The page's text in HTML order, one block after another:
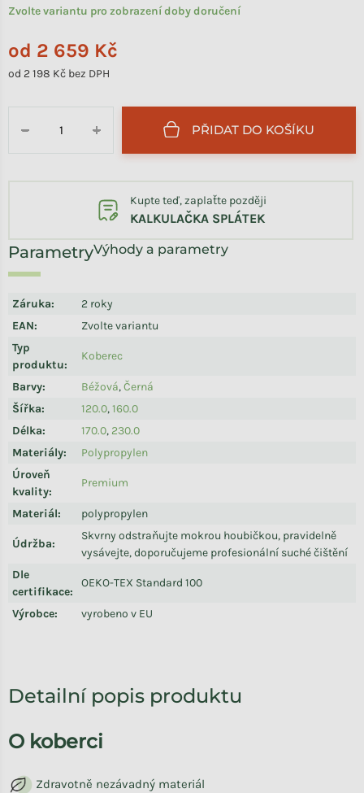
od 2 659 Kč
od 2 198 Kč bez DPH
Zvolte variantu pro zobrazení doby doručení
+
− PŘIDAT DO KOŠÍKU
Výhody a parametry
Záruka:
2 roky
EAN:
Zvolte variantu
Typ
produktu:
Koberec
Barvy: Béžová,Černá
Šířka: 120.0,160.0
Délka: 170.0, 230.0
Materiály:
Polypropylen
Úroveň
kvality:
Premium
Materiál: polypropylen
Údržba:
Skvrny odstraňujte mokrou houbičkou, pravidelně
vysávejte, doporučujeme profesionální suché čištění
Dle
certifikace:
OEKO-TEX Standard 100
Výrobce: vyrobeno v EU
Kupte teď, zaplaťte později
KALKULAČKA SPLÁTEK
Detailní popis produktu
O koberci
Zdravotně nezávadný materiál